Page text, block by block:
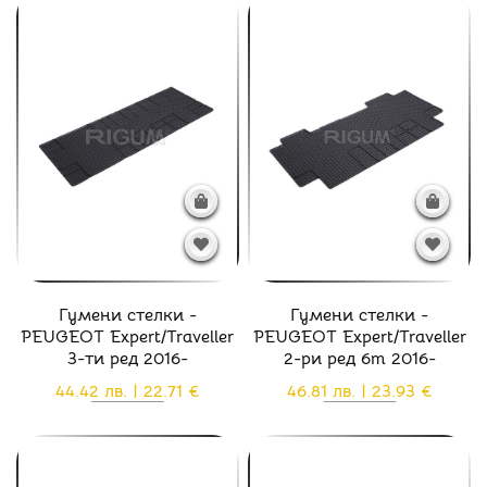
Гумени стелки -
PEUGEOT Expert/Traveller
3-ти ред 2016-
44.42 лв. | 22.71 €
Гумени стелки -
PEUGEOT Expert/Traveller
2-ри ред 6m 2016-
46.81 лв. | 23.93 €